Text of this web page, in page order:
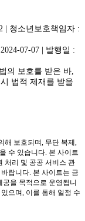
| 청소년보호책임자 :
07-07 | 발행일 :
의 보호를 받은 바,
법적 제재를 받을
해 보호되며, 무단 복제,
수 있습니다. 본 사이트
처리 및 공공 서비스 관
랍니다. 본 사이트는 금
을 목적으로 운영됩니
으며, 이를 통해 일정 수